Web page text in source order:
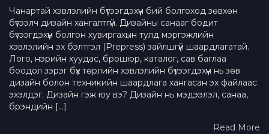
Чанартай хэвлэлийн бүтээгдэхүүн бий болгоход зөвхөн
бүтээлч дизайн хангалтгүй. Дизайны санааг бодит
бүтээгдэхүүн болгон хувиргахын тулд мэргэжлийн
хэвлэлийн эх бэлтгэл (Prepress) зайлшгүй шаардлагатай.
Лого, нэрийн хуудас, брошюр, каталог, сав баглаа
боодол зэрэг бүх төрлийн хэвлэлийн бүтээгдэхүүн нь зөв
дизайн болон техникийн шаардлага хангасан эх файлаас
эхэлдэг. Дизайн гэж юу вэ? Дизайн нь мэдээлэл, санаа,
брэндийн […]
Read More